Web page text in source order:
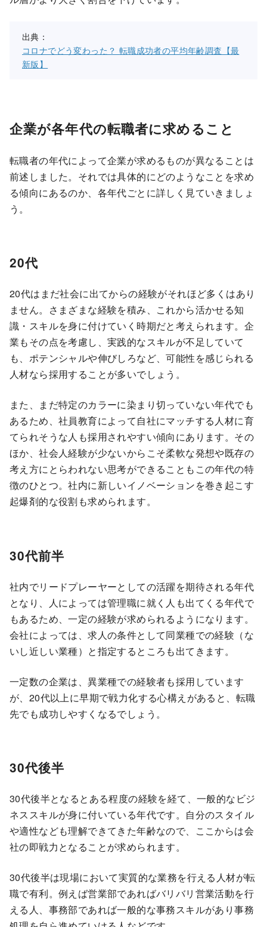
出典：
コロナでどう変わった？ 転職成功者の平均年齢調査【最
新版】
企業が各年代の転職者に求めること
転職者の年代によって企業が求めるものが異なることは
前述しました。それでは具体的にどのようなことを求め
る傾向にあるのか、各年代ごとに詳しく見ていきましょ
う。
20代
20代はまだ社会に出てからの経験がそれほど多くはあり
ません。さまざまな経験を積み、これから活かせる知
識・スキルを身に付けていく時期だと考えられます。企
業もその点を考慮し、実践的なスキルが不足していて
も、ポテンシャルや伸びしろなど、可能性を感じられる
人材なら採用することが多いでしょう。
また、まだ特定のカラーに染まり切っていない年代でも
あるため、社員教育によって自社にマッチする人材に育
てられそうな人も採用されやすい傾向にあります。その
ほか、社会人経験が少ないからこそ柔軟な発想や既存の
考え方にとらわれない思考ができることもこの年代の特
徴のひとつ。社内に新しいイノベーションを巻き起こす
起爆剤的な役割も求められます。
30代前半
社内でリードプレーヤーとしての活躍を期待される年代
となり、人によっては管理職に就く人も出てくる年代で
もあるため、一定の経験が求められるようになります。
会社によっては、求人の条件として同業種での経験（な
いし近しい業種）と指定するところも出てきます。
一定数の企業は、異業種での経験者も採用しています
が、20代以上に早期で戦力化する心構えがあると、転職
先でも成功しやすくなるでしょう。
30代後半
30代後半となるとある程度の経験を経て、一般的なビジ
ネススキルが身に付いている年代です。自分のスタイル
や適性なども理解できてきた年齢なので、ここからは会
社の即戦力となることが求められます。
30代後半は現場において実質的な業務を行える人材が転
職で有利。例えば営業部であればバリバリ営業活動を行
える人、事務部であれば一般的な事務スキルがあり事務